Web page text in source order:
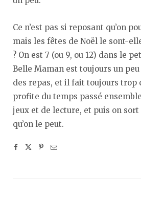
Ce n’est pas si reposant qu’on
mais les fêtes de Noël le sont-
? On est 7 (ou 9, ou 12) dans le
Belle Maman est toujours un
des repas, et il fait toujours trop
profite du temps passé
jeux et de lecture, et puis on sort
qu’on le peut.